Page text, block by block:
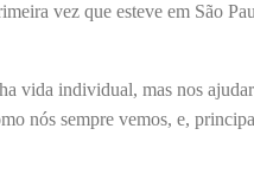
vez que esteve em São
vida individual, mas nos
nós sempre vemos, e,